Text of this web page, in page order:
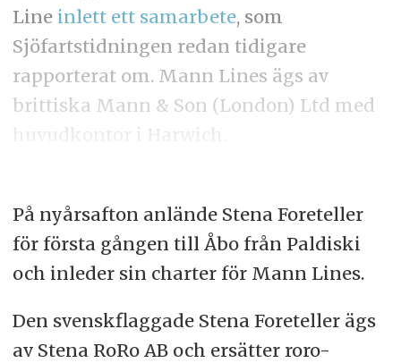
Line inlett ett samarbete, som
Sjöfartstidningen redan tidigare
rapporterat om. Mann Lines ägs av
brittiska Mann & Son (London) Ltd med
huvudkontor i Harwich.
På nyårsafton anlände Stena Foreteller
för första gången till Åbo från Paldiski
och inleder sin charter för Mann Lines.
Den svenskflaggade Stena Foreteller ägs
av Stena RoRo AB och ersätter roro-